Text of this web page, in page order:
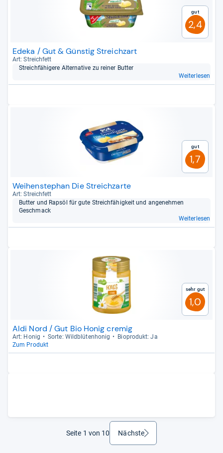
Gut
2,4
Edeka / Gut & Günstig Streichzart
Art: Streich­fett
Streich­fä­hi­gere Alter­na­tive zu rei­ner But­ter
Weiterlesen
Gut
1,7
Weihenstephan Die Streichzarte
Art: Streich­fett
But­ter und Rapsöl für gute Streich­fä­hig­keit und ange­neh­men
Geschmack
Weiterlesen
Sehr gut
1,0
Aldi Nord / Gut Bio Honig cremig
Art: Honig Sorte: Wild­blü­ten­ho­nig
Bio­pro­dukt: Ja
Zum Produkt
Seite 1 von 10 Nächsteweiter